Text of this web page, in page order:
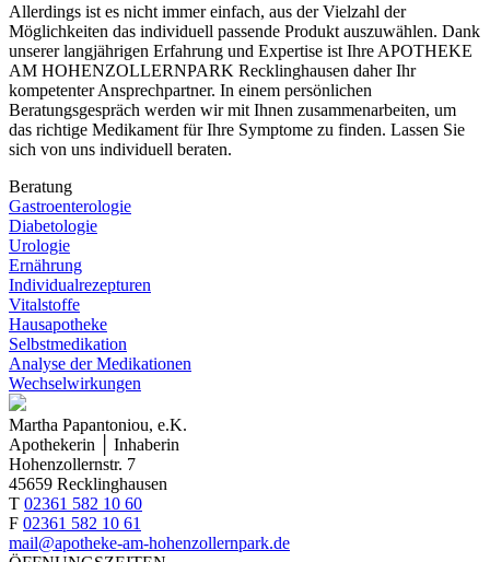
Allerdings ist es nicht immer einfach, aus der Vielzahl der
Möglichkeiten das individuell passende Produkt auszuwählen. Dank
unserer langjährigen Erfahrung und Expertise ist Ihre APOTHEKE
AM HOHENZOLLERNPARK Recklinghausen daher Ihr
kompetenter Ansprechpartner. In einem persönlichen
Beratungsgespräch werden wir mit Ihnen zusammenarbeiten, um
das richtige Medikament für Ihre Symptome zu finden. Lassen Sie
sich von uns individuell beraten.
Beratung
Gastro­enterologie
Diabetologie
Urologie
Ernährung
Individual­rezepturen
Vitalstoffe
Hausapotheke
Selbst­medikation
Analyse der Medikationen
Wechsel­wirkungen
Martha Papantoniou, e.K.
Apothekerin │ Inhaberin
Hohenzollernstr. 7
45659 Recklinghausen
T 02361 582 10 60
F 02361 582 10 61
mail@apotheke-am-hohenzollernpark.de